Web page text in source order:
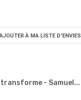
AJOUTER À MA LISTE D'ENVIES
- Samuel...